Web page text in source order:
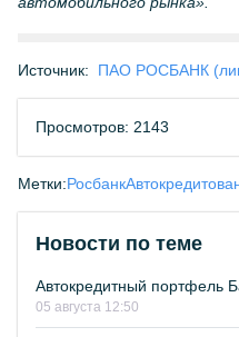
Источник: ПАО РОСБАНК
Просмотров: 2143
Метки:Росбанк
Новости по теме
Автокредитный портфель
05 августа 12:50